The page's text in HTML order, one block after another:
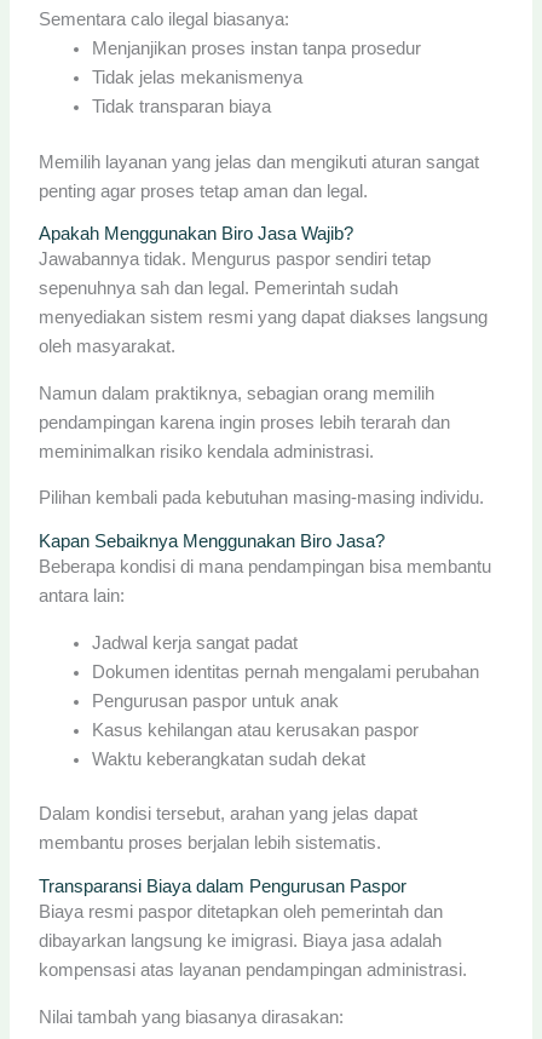
Sementara calo ilegal biasanya:
Menjanjikan proses instan tanpa prosedur
Tidak jelas mekanismenya
Tidak transparan biaya
Memilih layanan yang jelas dan mengikuti aturan sangat
penting agar proses tetap aman dan legal.
Apakah Menggunakan Biro Jasa Wajib?
Jawabannya tidak. Mengurus paspor sendiri tetap
sepenuhnya sah dan legal. Pemerintah sudah
menyediakan sistem resmi yang dapat diakses langsung
oleh masyarakat.
Namun dalam praktiknya, sebagian orang memilih
pendampingan karena ingin proses lebih terarah dan
meminimalkan risiko kendala administrasi.
Pilihan kembali pada kebutuhan masing-masing individu.
Kapan Sebaiknya Menggunakan Biro Jasa?
Beberapa kondisi di mana pendampingan bisa membantu
antara lain:
Jadwal kerja sangat padat
Dokumen identitas pernah mengalami perubahan
Pengurusan paspor untuk anak
Kasus kehilangan atau kerusakan paspor
Waktu keberangkatan sudah dekat
Dalam kondisi tersebut, arahan yang jelas dapat
membantu proses berjalan lebih sistematis.
Transparansi Biaya dalam Pengurusan Paspor
Biaya resmi paspor ditetapkan oleh pemerintah dan
dibayarkan langsung ke imigrasi. Biaya jasa adalah
kompensasi atas layanan pendampingan administrasi.
Nilai tambah yang biasanya dirasakan: